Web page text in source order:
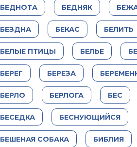
БЕДНОТА БЕДНЯК
БЕЗДНА БЕКАС БЕЛИТЬ
БЕЛЫЕ ПТИЦЫ БЕЛЬЕ
БЕРЕГ БЕРЕЗА
БЕРЛО БЕРЛОГА БЕС
БЕСЕДКА БЕСНУЮЩИЙСЯ
БЕШЕНАЯ СОБАКА БИБЛИЯ